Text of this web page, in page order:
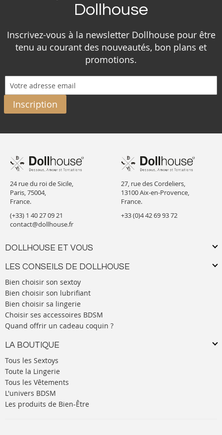
Dollhouse
Inscrivez-vous à la newsletter Dollhouse pour être
tenu au courant des nouveautés, bon plans et
promotions.
Inscription
24 rue du roi de Sicile,
Paris, 75004,
France.
(+33) 1 40 27 09 21
contact@dollhouse.fr
DOLLHOUSE ET VOUS
LES CONSEILS DE DOLLHOUSE
Bien choisir son sextoy
Bien choisir son lubrifiant
Bien choisir sa lingerie
Choisir ses accessoires BDSM
Quand offrir un cadeau coquin ?
LA BOUTIQUE
Tous les Sextoys
Toute la Lingerie
Tous les Vêtements
L'univers BDSM
Les produits de Bien-Être
27, rue des Cordeliers,
13100 Aix-en-Provence,
France.
+33 (0)4 42 69 93 72